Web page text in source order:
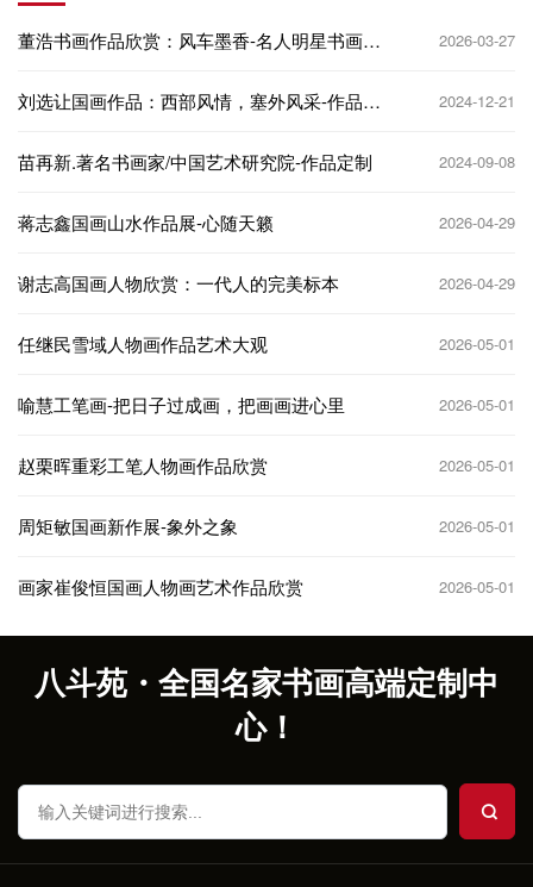
董浩书画作品欣赏：风车墨香-名人明星书画定
2026-03-27
刘选让国画作品：西部风情，塞外风采-作品定
2024-12-21
苗再新.著名书画家/中国艺术研究院-作品定制 2024-09-08
蒋志鑫国画山水作品展-心随天籁 2026-04-29
谢志高国画人物欣赏：一代人的完美标本 2026-04-29
任继民雪域人物画作品艺术大观 2026-05-01
喻慧工笔画-把日子过成画，把画画进心里 2026-05-01
赵栗晖重彩工笔人物画作品欣赏 2026-05-01
周矩敏国画新作展-象外之象 2026-05-01
画家崔俊恒国画人物画艺术作品欣赏 2026-05-01
八斗苑・全国名家书画高端定制中
心！